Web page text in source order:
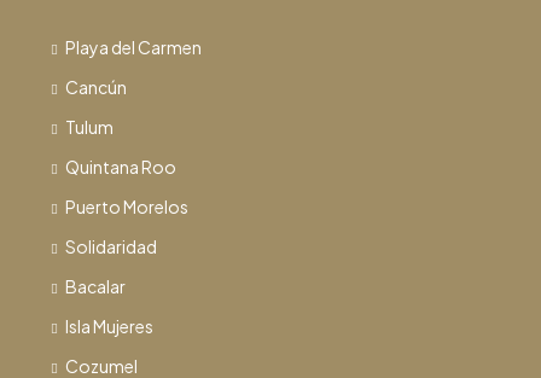
Playa del Carmen
Cancún
Tulum
Quintana Roo
Puerto Morelos
Solidaridad
Bacalar
Isla Mujeres
Cozumel